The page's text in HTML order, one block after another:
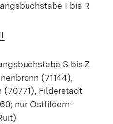
I bis R
S bis Z
(71144),
(70771), Filderstadt
nur Ostfildern-